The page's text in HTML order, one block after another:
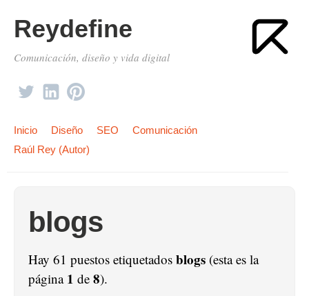
Reydefine
Comunicación, diseño y vida digital
Inicio Diseño SEO
Comunicación
Raúl Rey (Autor)
blogs
Hay 61 puestos etiquetados blogs (esta es la
página 1 de 8).